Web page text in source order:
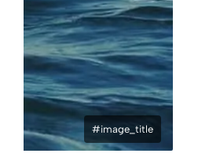
#image_title